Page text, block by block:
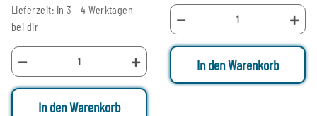
Lieferzeit: in 3 - 4 Werktagen
bei dir
In den Warenkorb
In den Warenkorb